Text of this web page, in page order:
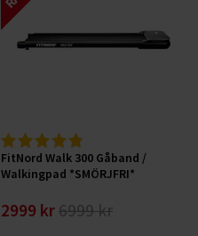
FitNord Walk 300 Gåband /
Walkingpad *SMÖRJFRI*
2999 kr6999 kr